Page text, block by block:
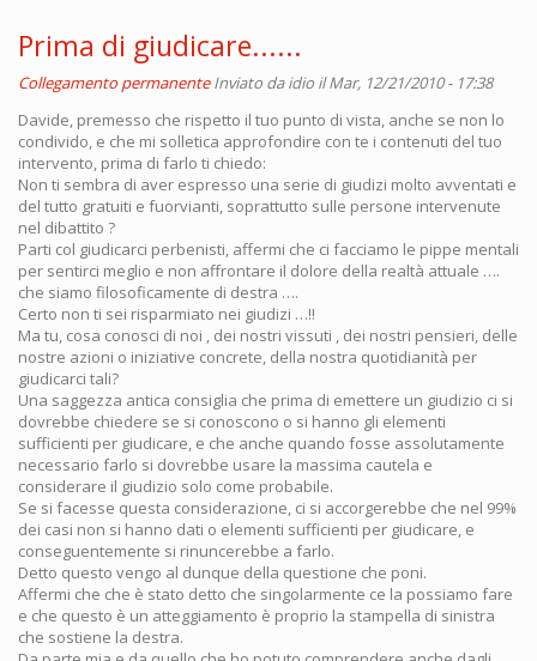
Prima di giudicare......
Collegamento permanente Inviato daidio il Mar, 12/21/2010 - 17:38
Davide, premesso che rispetto il tuo punto di vista, anche se non lo
condivido, e che mi solletica approfondire con te i contenuti del tuo
intervento, prima di farlo ti chiedo:
Non ti sembra di aver espresso una serie di giudizi molto avventati e
del tutto gratuiti e fuorvianti, soprattutto sulle persone intervenute
nel dibattito ?
Parti col giudicarci perbenisti, affermi che ci facciamo le pippe mentali
per sentirci meglio e non affrontare il dolore della realtà attuale ….
che siamo filosoficamente di destra ….
Certo non ti sei risparmiato nei giudizi …!!
Ma tu, cosa conosci di noi , dei nostri vissuti , dei nostri pensieri, delle
nostre azioni o iniziative concrete, della nostra quotidianità per
giudicarci tali?
Una saggezza antica consiglia che prima di emettere un giudizio ci si
dovrebbe chiedere se si conoscono o si hanno gli elementi
sufficienti per giudicare, e che anche quando fosse assolutamente
necessario farlo si dovrebbe usare la massima cautela e
considerare il giudizio solo come probabile.
Se si facesse questa considerazione, ci si accorgerebbe che nel 99%
dei casi non si hanno dati o elementi sufficienti per giudicare, e
conseguentemente si rinuncerebbe a farlo.
Detto questo vengo al dunque della questione che poni.
Affermi che che è stato detto che singolarmente ce la possiamo fare
e che questo è un atteggiamento è proprio la stampella di sinistra
che sostiene la destra.